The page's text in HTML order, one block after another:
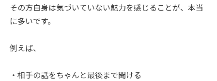
その方自身は気づいていない魅力を感じることが、本当
に多いです。
例えば、
・相手の話をちゃんと最後まで聞ける